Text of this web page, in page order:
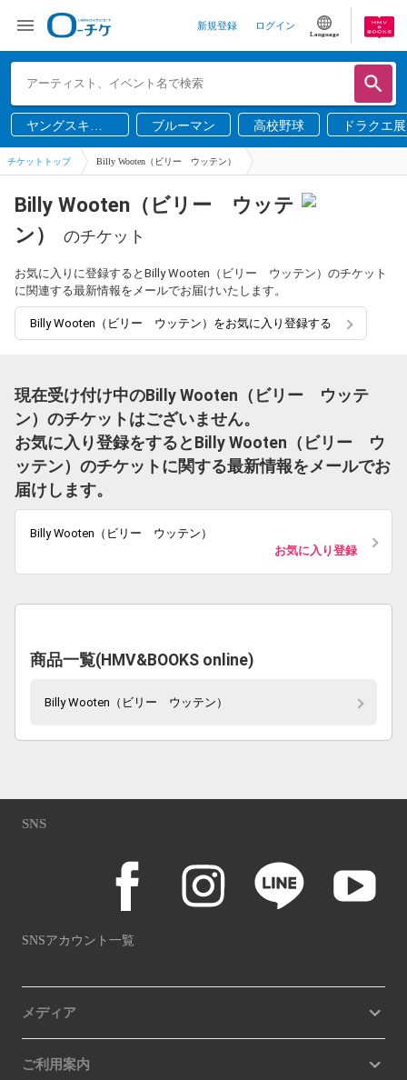
新規登録 ログイン
Language
ヤングスキニ
ー
ブルーマン 高校野球 ドラクエ展
チケットトップ Billy Wooten（ビリー ウッテン）
Billy Wooten（ビリー ウッテ
ン）
のチケット
お気に入りに登録するとBilly Wooten（ビリー ウッテン）のチケット
に関連する最新情報をメールでお届けいたします。
Billy Wooten（ビリー ウッテン）をお気に入り登録する
現在受け付け中のBilly Wooten（ビリー ウッテ
ン）のチケットはございません。
お気に入り登録をするとBilly Wooten（ビリー ウ
ッテン）のチケットに関する最新情報をメールでお
届けします。
Billy Wooten（ビリー ウッテン）
お気に入り登録
商品一覧(HMV&BOOKS online)
Billy Wooten（ビリー ウッテン）
SNS
SNSアカウント一覧
メディア
ご利用案内